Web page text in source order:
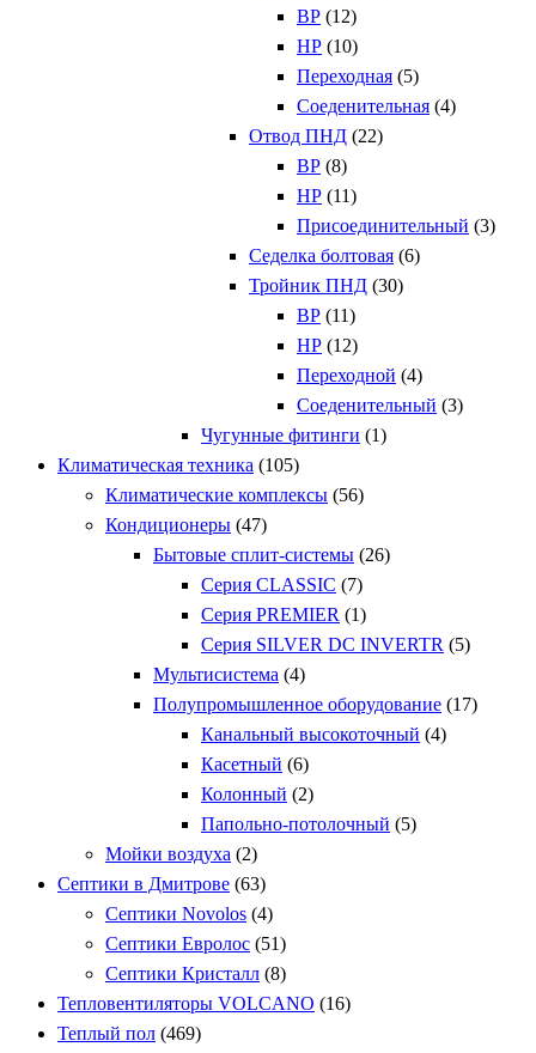
ВР (12)
НР (10)
Переходная (5)
Соеденительная (4)
Отвод ПНД (22)
ВР (8)
НР (11)
Присоединительный (3)
Седелка болтовая (6)
Тройник ПНД (30)
ВР (11)
НР (12)
Переходной (4)
Соеденительный (3)
Чугунные фитинги (1)
Климатическая техника (105)
Климатические комплексы (56)
Кондиционеры (47)
Бытовые сплит-системы (26)
Серия CLASSIC (7)
Серия PREMIER (1)
Серия SILVER DC INVERTR (5)
Мультисистема (4)
Полупромышленное оборудование (17)
Канальный высокоточный (4)
Касетный (6)
Колонный (2)
Папольно-потолочный (5)
Мойки воздуха (2)
Септики в Дмитрове (63)
Септики Novolos (4)
Септики Евролос (51)
Септики Кристалл (8)
Тепловентиляторы VOLCANO (16)
Теплый пол (469)